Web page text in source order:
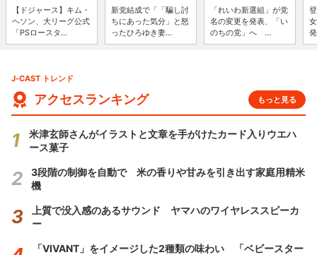
【ドジャース】キム・
ヘソン、大リーグ公式
「PSロースタ...
新党結成で「「騙し討
ちにあった気分」と怒
ったひろゆき妻...
「れいわ新選組」が党
名の変更を発表、「い
のちの党」へ ...
J-CAST トレンド
アクセスランキング もっと見る
米津玄師さんがイラストと文章を手がけたカード入りウエハ
ース菓子
3段階の制御を自動で 米の香りや甘みを引き出す家庭用精米
機
上質で没入感のあるサウンド ヤマハのワイヤレススピーカ
ー
「VIVANT」をイメージした2種類の味わい 「ベビースター